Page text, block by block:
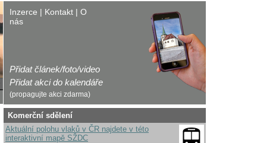
Inzerce | Kontakt | O
nás
Přidat článek/foto/video
Přidat akci do kalendáře
(propagujte akci zdarma)
Komerční sdělení
Aktuální polohu vlaků v ČR najdete v této
interaktivní mapě SŽDC